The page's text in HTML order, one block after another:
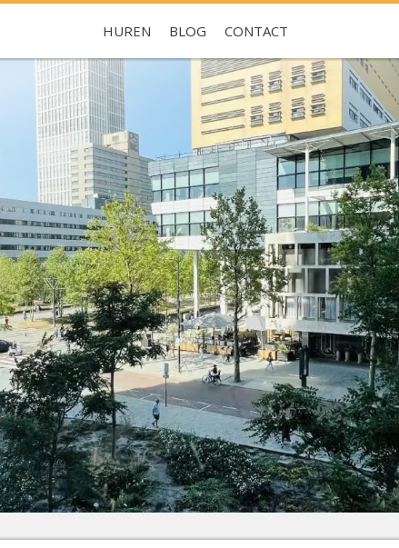
HUREN BLOG CONTACT
Je hebt nog geen favorieten